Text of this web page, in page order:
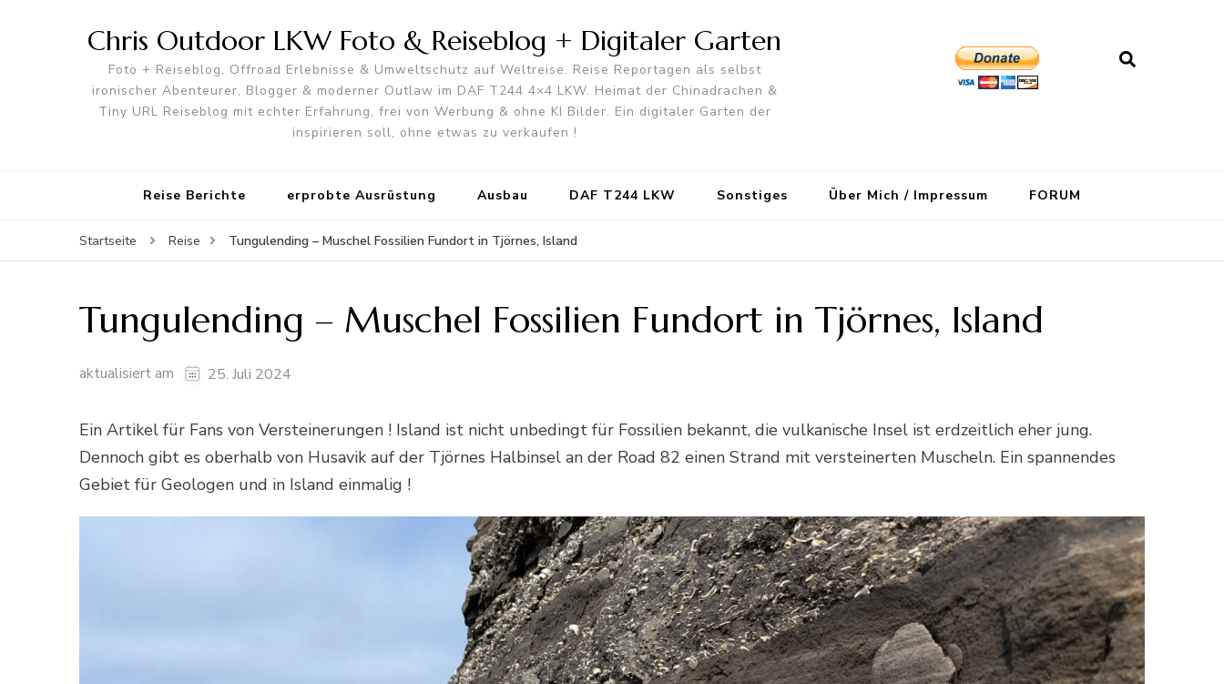
Chris Outdoor LKW Foto & Reiseblog + Digitaler Garten
Foto + Reiseblog, Offroad Erlebnisse & Umweltschutz auf Weltreise. Reise Reportagen als selbst
ironischer Abenteurer, Blogger & moderner Outlaw im DAF T244 4×4 LKW. Heimat der Chinadrachen &
Tiny URL Reiseblog mit echter Erfahrung, frei von Werbung & ohne KI Bilder. Ein digitaler Garten der
inspirieren soll, ohne etwas zu verkaufen !
Reise Berichte erprobte Ausrüstung Ausbau DAF T244 LKW Sonstiges Über Mich / Impressum FORUM
Startseite Reise Tungulending – Muschel Fossilien Fundort in Tjörnes, Island
Tungulending – Muschel Fossilien Fundort in Tjörnes, Island
aktualisiert am 25. Juli 2024
Ein Artikel für Fans von Versteinerungen ! Island ist nicht unbedingt für Fossilien bekannt, die vulkanische Insel ist erdzeitlich eher jung.
Dennoch gibt es oberhalb von Husavik auf der Tjörnes Halbinsel an der Road 82 einen Strand mit versteinerten Muscheln. Ein spannendes
Gebiet für Geologen und in Island einmalig !